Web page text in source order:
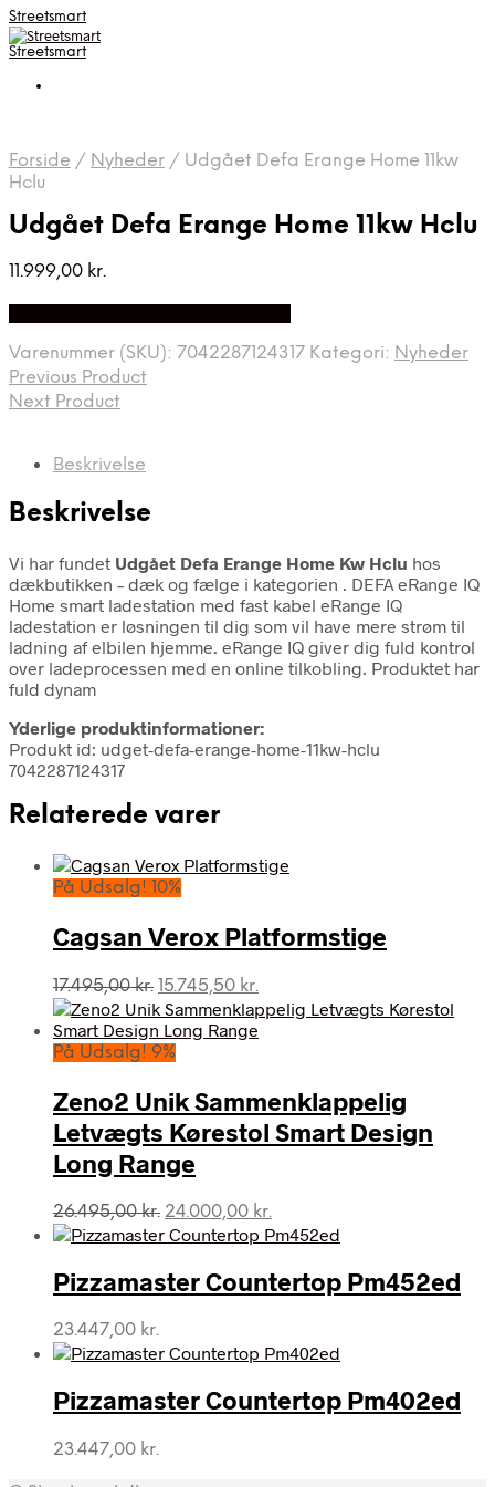
Streetsmart
Streetsmart
Forside / Nyheder / Udgået Defa Erange Home 11kw
Hclu
Udgået Defa Erange Home 11kw Hclu
11.999,00 kr.
Varenummer (SKU): 7042287124317 Kategori: Nyheder
Previous Product
Next Product
Beskrivelse
Beskrivelse
Vi har fundet Udgået Defa Erange Home Kw Hclu hos
dækbutikken – dæk og fælge i kategorien . DEFA eRange IQ
Home smart ladestation med fast kabel eRange IQ
ladestation er løsningen til dig som vil have mere strøm til
ladning af elbilen hjemme. eRange IQ giver dig fuld kontrol
over ladeprocessen med en online tilkobling. Produktet har
fuld dynam
Yderlige produktinformationer:
Produkt id: udget-defa-erange-home-11kw-hclu
7042287124317
Relaterede varer
På Udsalg! 10%
Cagsan Verox Platformstige
17.495,00kr. Den
oprindelige
pris
var:
15.745,50 kr.
aktuelle
På Udsalg! 9%
Zeno2 Unik Sammenklappelig
Letvægts Kørestol Smart Design
Long Range
26.495,00kr. Den
oprindelige
var:
26.495,00 kr..
24.000,00 kr.
aktuelle
er:
24.000,00 kr..
Pizzamaster Countertop Pm452ed
23.447,00 kr.
Pizzamaster Countertop Pm402ed
23.447,00 kr.